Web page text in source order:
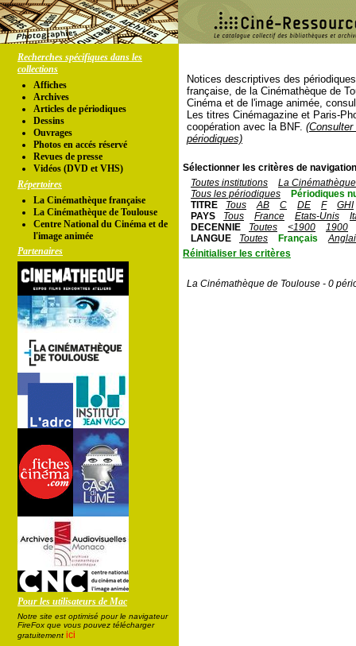
Recherches spécifiques dans les
collections
Affiches
Archives
Articles de périodiques
Dessins
Ouvrages
Photos en accés réservé
Revues de presse
Vidéos (DVD et VHS)
Répertoires
La Cinémathèque française
La Cinémathèque de Toulouse
Centre National du Cinéma et de
l'image animée
Partenaires
Pour les utilisateurs de Mac
Notre site est optimisé pour le navigateur
FireFox que vous pouvez télécharger
gratuitement ici
Notices descriptives des
française, de la Cinémathèque de
Cinéma et de l'image animée,
Les titres Cinémagazine et Paris-
coopération avec la BNF.
périodiques)
Sélectionner les critères de
Toutes institutions
La
Tous les périodiques
Périodiques
TITRE
Tous AB C DE F
GHI
PAYS
Tous France Etats-Unis
DECENNIE
Toutes <1900
1900
LANGUE
Toutes Français
Réinitialiser les critères
La Cinémathèque de Toulouse - 0